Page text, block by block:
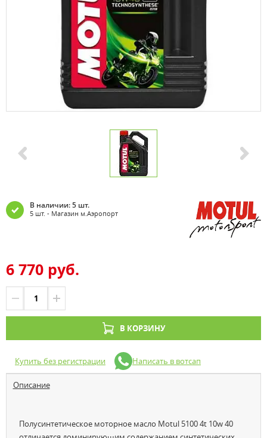
В наличии: 5 шт.
5 шт. - Магазин м.Аэропорт
6 770 руб.
В КОРЗИНУ
Купить без регистрации Написать в вотсап
Описание
Полусинтетическое моторное масло Motul 5100 4t 10w 40